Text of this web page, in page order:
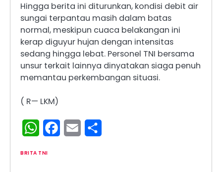
Hingga berita ini diturunkan, kondisi debit air
sungai terpantau masih dalam batas
normal, meskipun cuaca belakangan ini
kerap diguyur hujan dengan intensitas
sedang hingga lebat. Personel TNI bersama
unsur terkait lainnya dinyatakan siaga penuh
memantau perkembangan situasi.
( R— LKM)
WhatsAppFacebook
Email
BRITA TNI